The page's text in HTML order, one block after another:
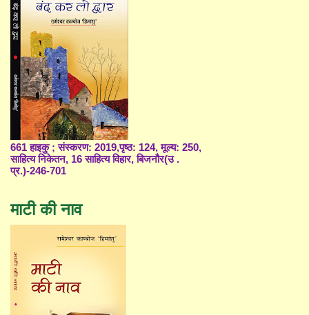
661 हाइकु ; संस्करण: 2019,पृष्ठ: 124, मूल्य: 250,
साहित्य निकेतन, 16 साहित्य विहार, बिजनौर(उ .
प्र.)-246-701
माटी की नाव